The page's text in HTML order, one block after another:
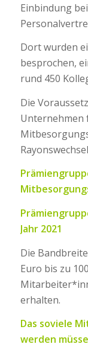
Einbindung
Dort wurden
besprochen,
rund 450
Die
Unternehmen
Jahr 2021
Die
Euro bis zu
erhalten.
Das soviele
werden